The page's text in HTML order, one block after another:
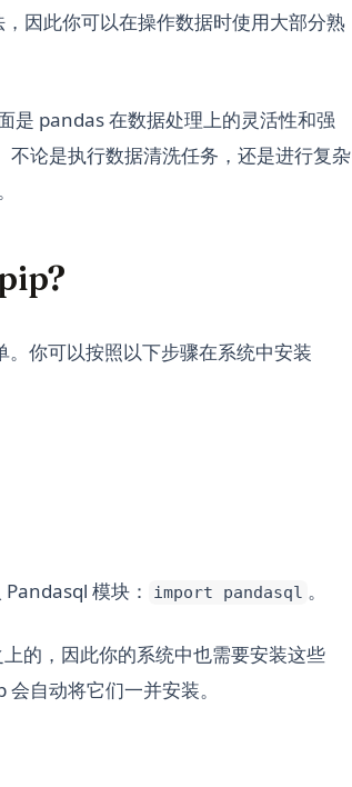
因此你可以在操作数据时使用大部分熟
是 pandas 在数据处理上的灵活性和强
不论是执行数据清洗任务，还是进行复杂
你可以按照以下步骤在系统中安装
模块： import pandasql 。
的，因此你的系统中也需要安装这些
自动将它们一并安装。